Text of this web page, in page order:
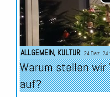
ALLGEMEIN, KULTUR 24.Dez. 24
Warum stellen
auf?